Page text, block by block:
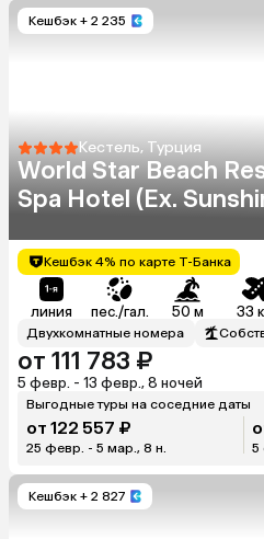
Кешбэк + 2 235
Кестель, Турция
World Star Beach
Spa Hotel (Ex.
Кешбэк 4% по карте Т-Банка
линия пес./гал. 50 м 33
Двухкомнатные номера
от 111 783 ₽
5 февр. - 13 февр., 8 ночей
Выгодные туры на соседние даты
от 122 557 ₽
25 февр. - 5 мар., 8 н. 5
Кешбэк + 2 827